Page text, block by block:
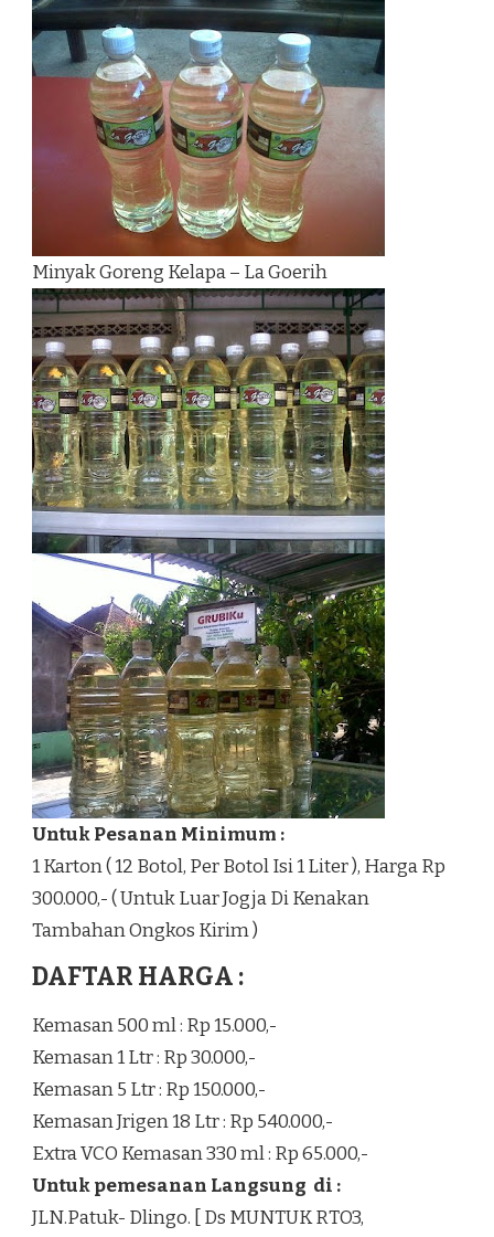
Minyak Goreng Kelapa – La Goerih
Untuk Pesanan Minimum :
1 Karton ( 12 Botol, Per Botol Isi 1 Liter ), Harga Rp
300.000,- ( Untuk Luar Jogja Di Kenakan
Tambahan Ongkos Kirim )
DAFTAR HARGA :
Kemasan 500 ml : Rp 15.000,-
Kemasan 1 Ltr : Rp 30.000,-
Kemasan 5 Ltr : Rp 150.000,-
Kemasan Jrigen 18 Ltr : Rp 540.000,-
Extra VCO Kemasan 330 ml : Rp 65.000,-
Untuk pemesanan Langsung di :
JLN.Patuk- Dlingo. [ Ds MUNTUK RTO3,